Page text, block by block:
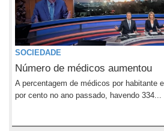
SOCIEDADE
Número de médicos aumentou
A percentagem de médicos por habitante
por cento no ano passado, havendo 334...